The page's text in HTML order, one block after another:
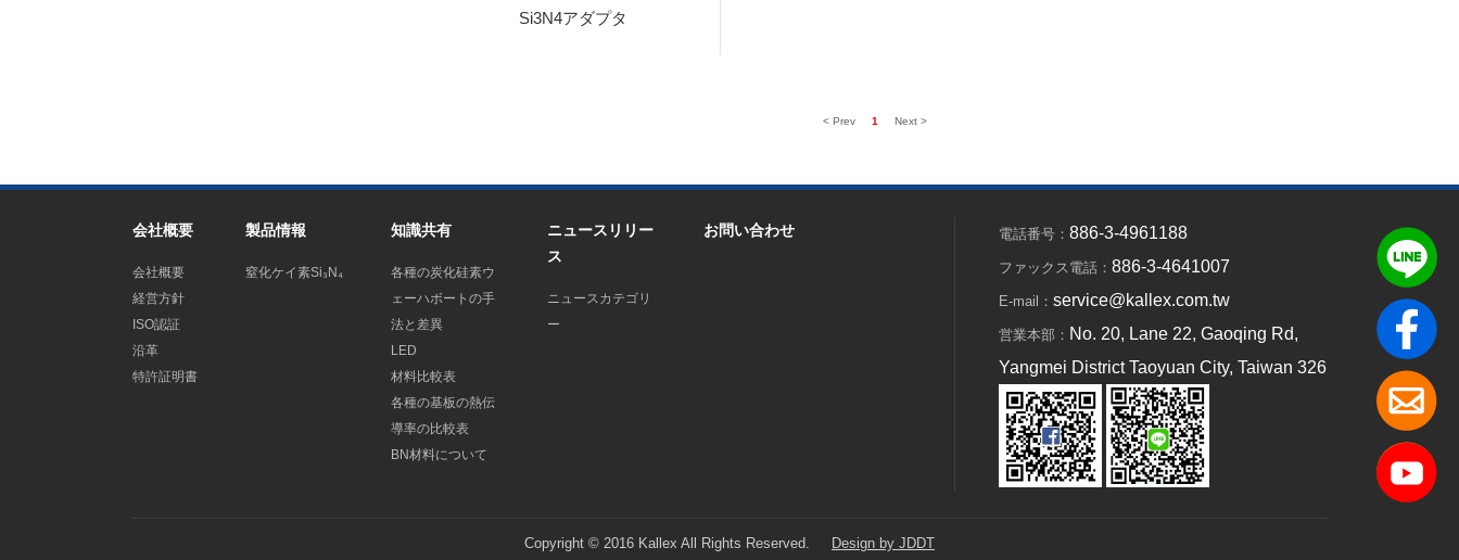
Si3N4アダプタ
< Prev 1 Next >
会社概要
会社概要
経営方針
ISO認証
沿革
特許証明書
製品情報
窒化ケイ素Si₃N₄
知識共有
各種の炭化硅素ウ
ェーハボートの手
法と差異
LED
材料比較表
各種の基板の熱伝
導率の比較表
BN材料について
ニュースリリー
ス
ニュースカテゴリ
ー
お問い合わせ 電話番号： 886-3-4961188
ファックス電話： 886-3-4641007
E-mail： service@kallex.com.tw
営業本部： No. 20, Lane 22, Gaoqing Rd,
Yangmei District Taoyuan City, Taiwan 326
Copyright © 2016 Kallex All Rights Reserved. Design by JDDT